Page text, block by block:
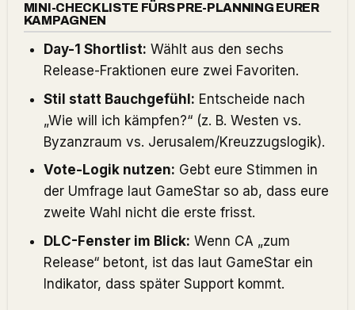
MINI-CHECKLISTE FÜRS PRE-PLANNING EURER
KAMPAGNEN
Day-1 Shortlist: Wählt aus den sechs
Release-Fraktionen eure zwei Favoriten.
Stil statt Bauchgefühl: Entscheide nach
„Wie will ich kämpfen?“ (z. B. Westen vs.
Byzanzraum vs. Jerusalem/Kreuzzugslogik).
Vote-Logik nutzen: Gebt eure Stimmen in
der Umfrage laut GameStar so ab, dass eure
zweite Wahl nicht die erste frisst.
DLC-Fenster im Blick: Wenn CA „zum
Release“ betont, ist das laut GameStar ein
Indikator, dass später Support kommt.